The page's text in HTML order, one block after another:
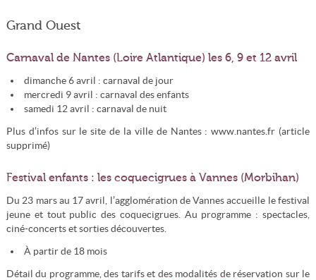
Grand Ouest
Carnaval de Nantes (Loire Atlantique) les 6, 9 et 12 avril
dimanche 6 avril : carnaval de jour
mercredi 9 avril : carnaval des enfants
samedi 12 avril : carnaval de nuit
Plus d’infos sur le site de la ville de Nantes : www.nantes.fr (article
supprimé)
Festival enfants : les coquecigrues à Vannes (Morbihan)
Du 23 mars au 17 avril, l’agglomération de Vannes accueille le festival
jeune et tout public des coquecigrues. Au programme : spectacles,
ciné-concerts et sorties découvertes.
À partir de 18 mois
Détail du programme, des tarifs et des modalités de réservation sur le